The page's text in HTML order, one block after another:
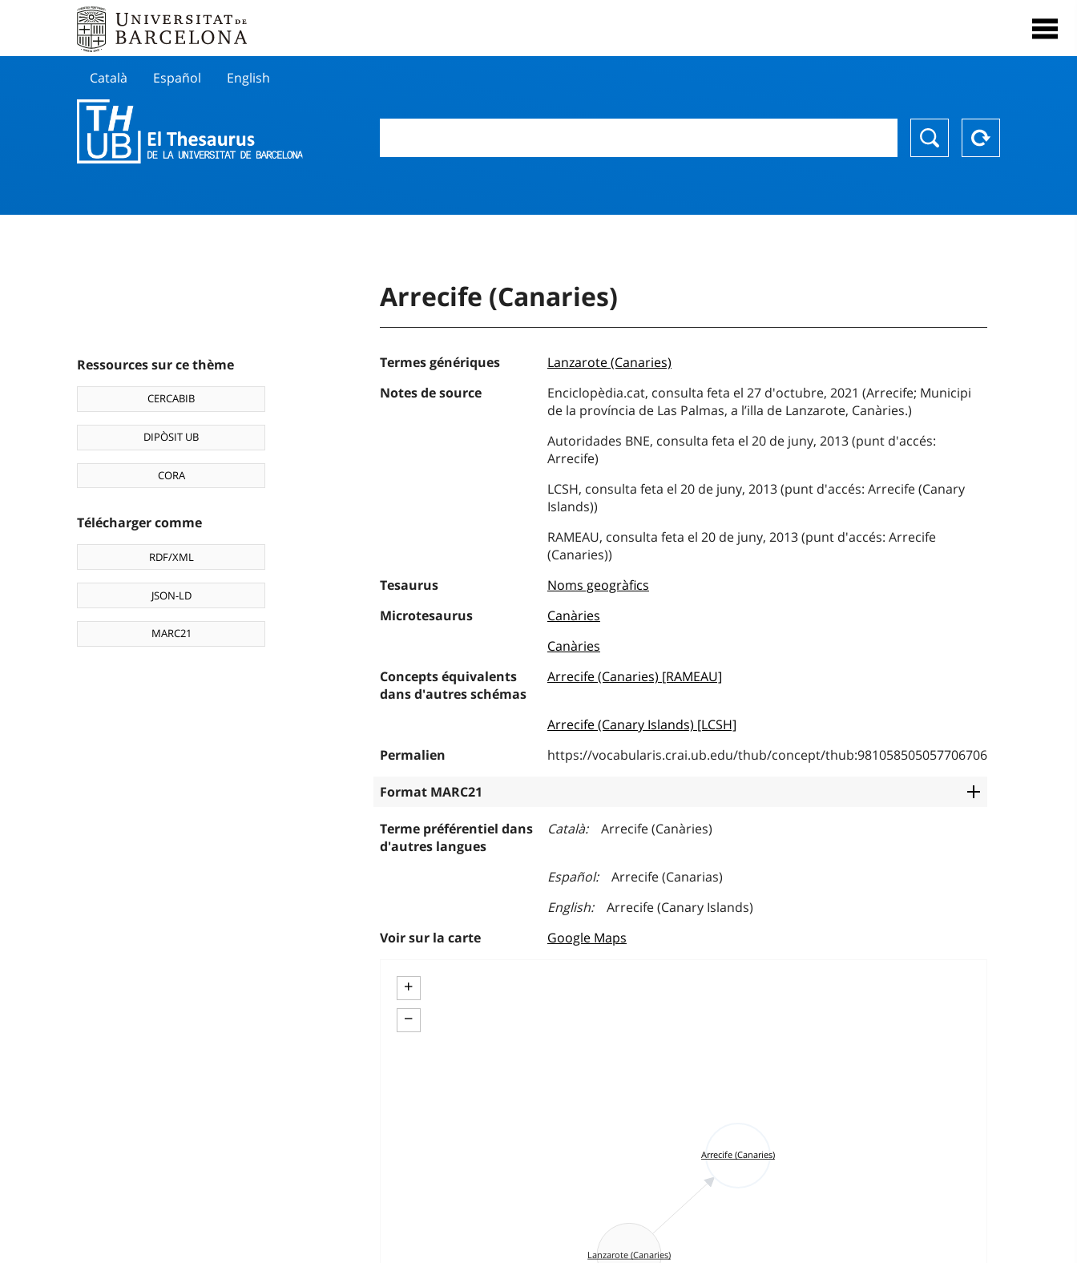
Català Español English
Ressources sur ce thème
CERCABIB
DIPÒSIT UB
CORA
Télécharger comme
RDF/XML
JSON-LD
MARC21
Arrecife (Canaries)
Termes génériques
Lanzarote (Canaries)
Notes de source
Enciclopèdia.cat, consulta feta el 27 d'octubre, 2021 (Arrecife; Municipi
de la província de Las Palmas, a l’illa de Lanzarote, Canàries.)
Autoridades BNE, consulta feta el 20 de juny, 2013 (punt d'accés:
Arrecife)
LCSH, consulta feta el 20 de juny, 2013 (punt d'accés: Arrecife (Canary
Islands))
RAMEAU, consulta feta el 20 de juny, 2013 (punt d'accés: Arrecife
(Canaries))
Tesaurus
Noms geogràfics
Microtesaurus
Canàries
Canàries
Concepts équivalents
dans d'autres schémas
Arrecife (Canaries) [RAMEAU]
Arrecife (Canary Islands) [LCSH]
Permalien
https://vocabularis.crai.ub.edu/thub/concept/thub:981058505057706706
Format MARC21
Terme préférentiel dans
d'autres langues
Català Arrecife (Canàries)
Español
Arrecife (Canarias)
English
Arrecife (Canary Islands)
Voir sur la carte
Google Maps
+
−
Arrecife (Canaries)
Lanzarote (Canaries)